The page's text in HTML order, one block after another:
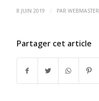
8 JUIN 2019 / PAR WEBMASTER
Partager cet article